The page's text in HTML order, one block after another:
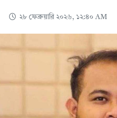
২৮ ফেব্রুয়ারি ২০২৬, ১২:৪০ AM